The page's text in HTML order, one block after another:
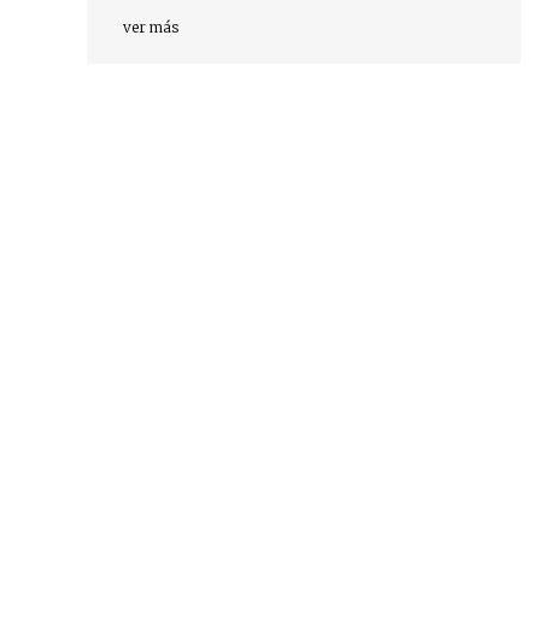
ver más